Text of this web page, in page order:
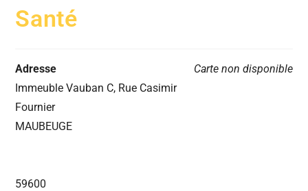
Santé
Carte non disponible
Adresse
Immeuble Vauban C, Rue Casimir
Fournier
MAUBEUGE
59600